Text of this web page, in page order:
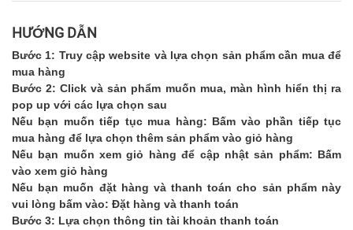
HƯỚNG DẪN
Bước 1: Truy cập website và lựa chọn sản phẩm cần mua để
mua hàng
Bước 2: Click và sản phẩm muốn mua, màn hình hiển thị ra
pop up với các lựa chọn sau
Nếu bạn muốn tiếp tục mua hàng: Bấm vào phần tiếp tục
mua hàng để lựa chọn thêm sản phẩm vào giỏ hàng
Nếu bạn muốn xem giỏ hàng để cập nhật sản phẩm: Bấm
vào xem giỏ hàng
Nếu bạn muốn đặt hàng và thanh toán cho sản phẩm này
vui lòng bấm vào: Đặt hàng và thanh toán
Bước 3: Lựa chọn thông tin tài khoản thanh toán